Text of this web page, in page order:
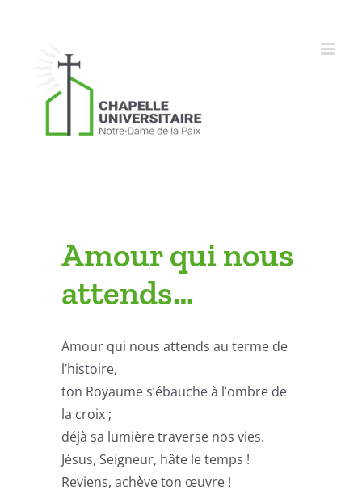
Amour qui nous
attends…
Amour qui nous attends au terme de
l’histoire,
ton Royaume s’ébauche à l’ombre de
la croix ;
déjà sa lumière traverse nos vies.
Jésus, Seigneur, hâte le temps !
Reviens, achève ton œuvre !